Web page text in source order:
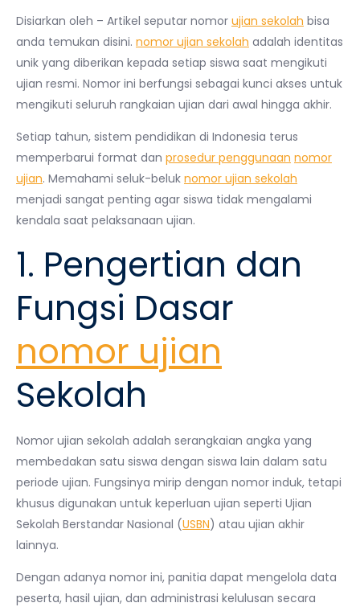
Disiarkan oleh – Artikel seputar nomor ujian sekolah bisa
anda temukan disini. nomor ujian sekolah adalah identitas
unik yang diberikan kepada setiap siswa saat mengikuti
ujian resmi. Nomor ini berfungsi sebagai kunci akses untuk
mengikuti seluruh rangkaian ujian dari awal hingga akhir.
Setiap tahun, sistem pendidikan di Indonesia terus
memperbarui format dan prosedur penggunaan nomor
ujian. Memahami seluk-beluk nomor ujian sekolah
menjadi sangat penting agar siswa tidak mengalami
kendala saat pelaksanaan ujian.
1. Pengertian dan
Fungsi Dasar
nomor ujian
Sekolah
Nomor ujian sekolah adalah serangkaian angka yang
membedakan satu siswa dengan siswa lain dalam satu
periode ujian. Fungsinya mirip dengan nomor induk, tetapi
khusus digunakan untuk keperluan ujian seperti Ujian
Sekolah Berstandar Nasional (USBN) atau ujian akhir
lainnya.
Dengan adanya nomor ini, panitia dapat mengelola data
peserta, hasil ujian, dan administrasi kelulusan secara